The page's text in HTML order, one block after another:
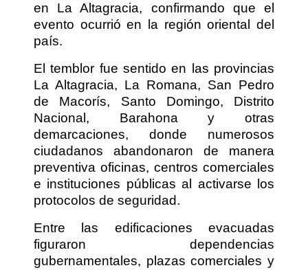
en La Altagracia, confirmando que el
evento ocurrió en la región oriental del
país.
El temblor fue sentido en las provincias
La Altagracia, La Romana, San Pedro
de Macorís, Santo Domingo, Distrito
Nacional, Barahona y otras
demarcaciones, donde numerosos
ciudadanos abandonaron de manera
preventiva oficinas, centros comerciales
e instituciones públicas al activarse los
protocolos de seguridad.
Entre las edificaciones evacuadas
figuraron dependencias
gubernamentales, plazas comerciales y